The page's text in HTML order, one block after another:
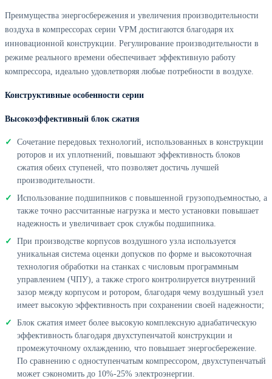
Преимущества энергосбережения и увеличения производительности
воздуха в компрессорах серии VPM достигаются благодаря их
инновационной конструкции. Регулирование производительности в
режиме реального времени обеспечивает эффективную работу
компрессора, идеально удовлетворяя любые потребности в воздухе.
Конструктивные особенности серии
Высокоэффективный блок сжатия
Сочетание передовых технологий, использованных в конструкции
роторов и их уплотнений, повышают эффективность блоков
сжатия обеих ступеней, что позволяет достичь лучшей
производительности.
Использование подшипников с повышенной грузоподъемностью, а
также точно рассчитанные нагрузка и место установки повышает
надежность и увеличивает срок службы подшипника.
При производстве корпусов воздушного узла используется
уникальная система оценки допусков по форме и высокоточная
технология обработки на станках с числовым программным
управлением (ЧПУ), а также строго контролируется внутренний
зазор между корпусом и ротором, благодаря чему воздушный узел
имеет высокую эффективность при сохранении своей надежности;
Блок сжатия имеет более высокую комплексную адиабатическую
эффективность благодаря двухступенчатой конструкции и
промежуточному охлаждению, что повышает энергосбережение.
По сравнению с одноступенчатым компрессором, двухступенчатый
может сэкономить до 10%-25% электроэнергии.